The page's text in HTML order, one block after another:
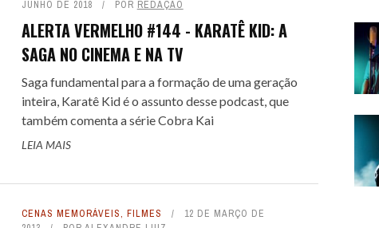
SPOILER #151 - AVATAR -
A HORA DE PARAR
DEZEMBRO DE 2025 16
ALERTA DE SPOILER #150 -
QUARTETO FANTÁSTICO - PRIMEIROS
31 DE JULHO DE 2025
COLT... PARA OS FILHOS DO
UM WESTERN SPAGHETTI
QUE PERVERTE ...
LITTLE NICKY - UM DIABO
DIFERENTE : UMA COMÉDIA DE ADAM
12
COLT... PARA OS FILHOS DO
UM WESTERN SPAGHETTI
QUE PERVERTE ...
LITTLE NICKY - UM DIABO
DIFERENTE : UMA COMÉDIA DE ADAM
12
FILMES DE CAVALEIROS DO
ZODÍACO
FEVEREIRO DE 2026
TREMEMBÉ - A PRISÃO DOS
FAMOSOS: QUANDO O TRUE CRIME
7 DE NOVEMBRO DE 2025 2
TRAP: O FILME COM O
MOUSE ASSASSINO
AGOSTO DE 2024
ALERTA DICAS #09 - GOTHAM
JUNHO DE 2018
POR REDAÇÃO
ALERTA VERMELHO #144 - KARATÊ KID: A
SAGA NO CINEMA E NA TV
Saga fundamental para a formação de uma geração
inteira, Karatê Kid é o assunto desse podcast, que
também comenta a série Cobra Kai
LEIA MAIS
CENAS MEMORÁVEIS, FILMES
12 DE MARÇO DE